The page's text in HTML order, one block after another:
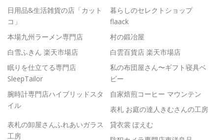
日用品&生活雑貨の店「カット
コ」
暮らしのセレクトショップ
flaack
本場九州ラーメン専門店
村の鍛冶屋
白雪ふきん 楽天市場店
白雲百貨店 楽天市場店
眠りを仕立てる専門店
SleepTailor
私の布団屋さん〜ギフト寝具ベ
ビー
腕時計専門店ハイブリッドスタ
イル
自家焙煎コーヒー マウンテン
表札 お庭の達人きむさんの工房
表札の卸屋さんふれあいガラス
工房
貸衣裳 ぽえむ